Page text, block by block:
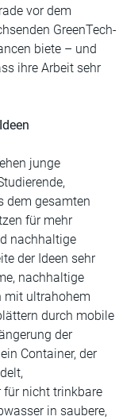
vor dem
GreenTech-
biete – und
ihre Arbeit sehr
junge
dem gesamten
für mehr
nachhaltige
der Ideen sehr
nachhaltige
mit ultrahohem
durch mobile
der
Container, der
für nicht trinkbare
in saubere,